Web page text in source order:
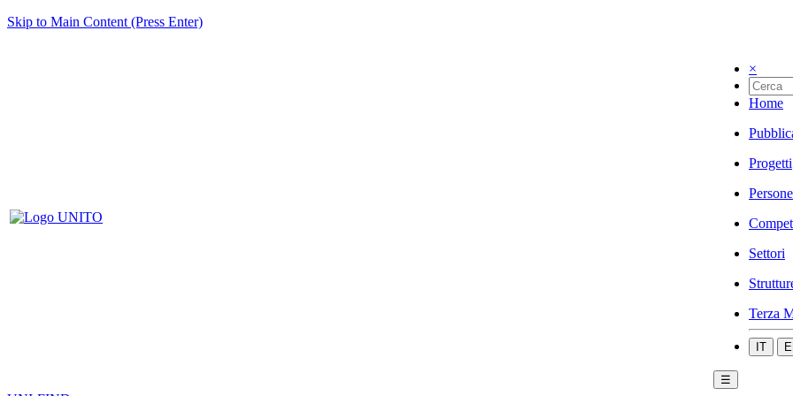
Skip to Main Content (Press Enter)
×
Home
Progetti
Persone
Settori
Terza
IT
☰